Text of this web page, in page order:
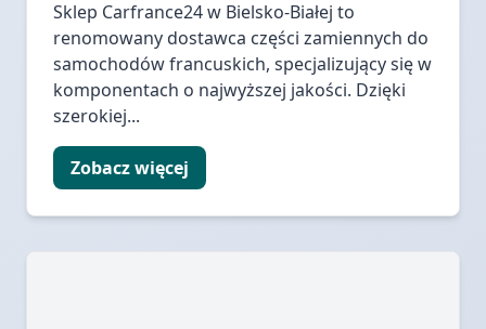
Sklep Carfrance24 w Bielsko-Białej to
renomowany dostawca części zamiennych do
samochodów francuskich, specjalizujący się w
komponentach o najwyższej jakości. Dzięki
szerokiej...
Zobacz więcej